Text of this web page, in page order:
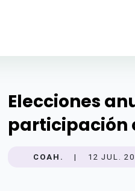
Elecciones
participación
COAH. | 12 JUL.